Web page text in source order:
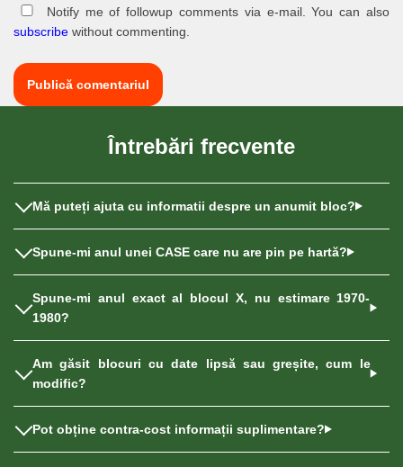
Notify me of followup comments via e-mail. You can also
subscribe without commenting.
Întrebări frecvente
Mă puteți ajuta cu informatii despre un anumit bloc?
Spune-mi anul unei CASE care nu are pin pe hartă?
Spune-mi anul exact al blocul X, nu estimare 1970-
1980?
Am găsit blocuri cu date lipsă sau greșite, cum le
modific?
Pot obține contra-cost informații suplimentare?